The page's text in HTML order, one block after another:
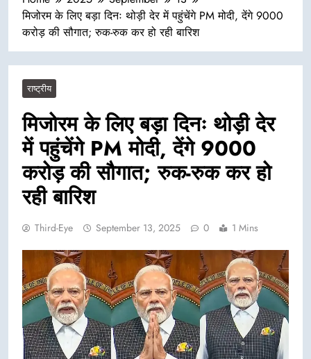
मिजोरम के लिए बड़ा दिनः थोड़ी देर में पहुंचेंगे PM मोदी, देंगे 9000
करोड़ की सौगात; रुक-रुक कर हो रही बारिश
राष्ट्रीय
मिजोरम के लिए बड़ा दिनः थोड़ी देर
में पहुंचेंगे PM मोदी, देंगे 9000
करोड़ की सौगात; रुक-रुक कर हो
रही बारिश
Third-Eye September 13, 2025 0 1 Mins